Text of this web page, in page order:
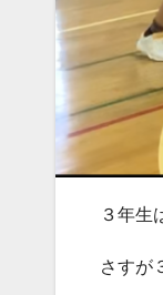
３年生
さすが